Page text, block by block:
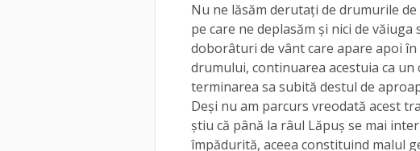
Nu ne lăsăm derutați de drumurile
pe care ne deplasăm și nici de
doborâturi de vânt care apare apoi
drumului, continuarea acestuia ca
terminarea sa subită destul de
Deși nu am parcurs vreodată acest
știu că până la râul Lăpuș se mai
împădurită, aceea constituind malul